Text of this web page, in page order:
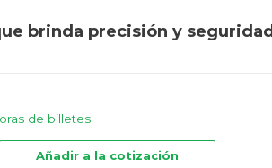
brinda precisión y seguridad
de billetes
Añadir a la cotización